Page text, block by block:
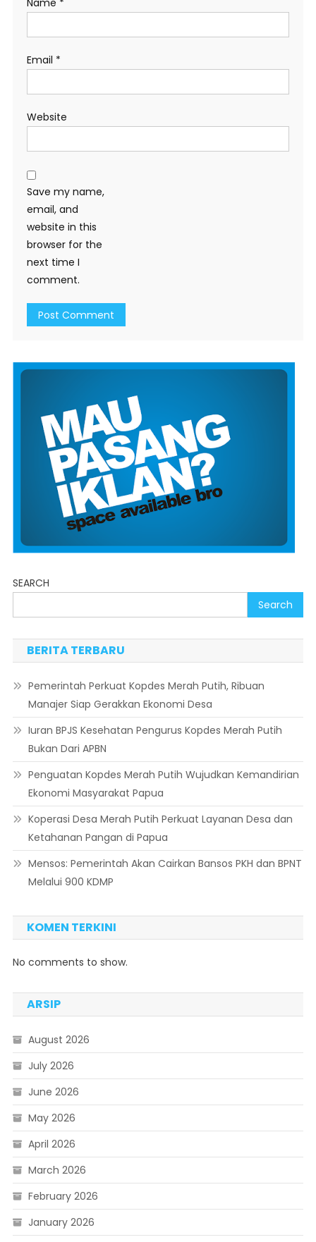
Name *
Email *
Website
Save my name,
email, and
website in this
browser for the
next time I
comment.
SEARCH
Search
BERITA TERBARU
Pemerintah Perkuat Kopdes Merah Putih, Ribuan
Manajer Siap Gerakkan Ekonomi Desa
Iuran BPJS Kesehatan Pengurus Kopdes Merah Putih
Bukan Dari APBN
Penguatan Kopdes Merah Putih Wujudkan Kemandirian
Ekonomi Masyarakat Papua
Koperasi Desa Merah Putih Perkuat Layanan Desa dan
Ketahanan Pangan di Papua
Mensos: Pemerintah Akan Cairkan Bansos PKH dan BPNT
Melalui 900 KDMP
KOMEN TERKINI
No comments to show.
ARSIP
August 2026
July 2026
June 2026
May 2026
April 2026
March 2026
February 2026
January 2026